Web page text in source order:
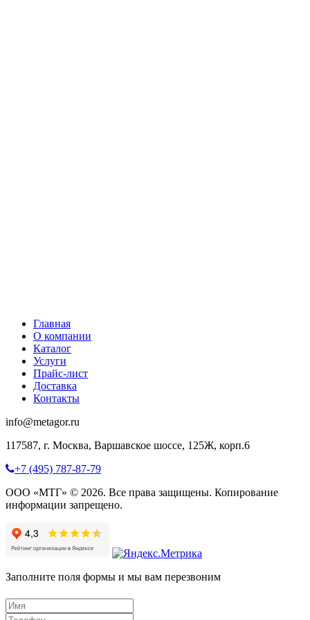
Главная
О компании
Каталог
Услуги
Прайс-лист
Доставка
Контакты
info@metagor.ru
117587, г. Москва, Варшавское шоссе, 125Ж, корп.6
+7 (495) 787-87-79
ООО «МТГ» © 2026. Все права защищены. Копирование
информации запрещено.
Заполните поля формы и мы вам перезвоним